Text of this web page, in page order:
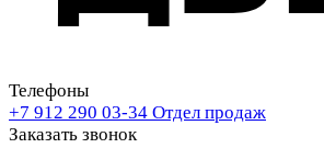
Телефоны
+7 912 290 03-34 Отдел продаж
Заказать звонок